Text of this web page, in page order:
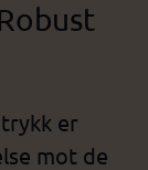
er
mot de